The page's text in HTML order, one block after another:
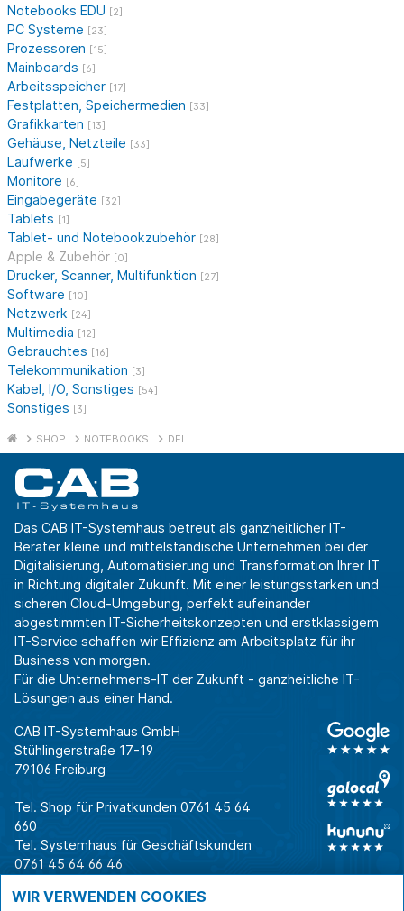
Notebooks EDU [2]
PC Systeme [23]
Prozessoren [15]
Mainboards [6]
Arbeitsspeicher [17]
Festplatten, Speichermedien [33]
Grafikkarten [13]
Gehäuse, Netzteile [33]
Laufwerke [5]
Monitore [6]
Eingabegeräte [32]
Tablets [1]
Tablet- und Notebookzubehör [28]
Apple & Zubehör [0]
Drucker, Scanner, Multifunktion [27]
Software [10]
Netzwerk [24]
Multimedia [12]
Gebrauchtes [16]
Telekommunikation [3]
Kabel, I/O, Sonstiges [54]
Sonstiges [3]
SHOP NOTEBOOKS DELL
Das CAB IT-Systemhaus betreut als ganzheitlicher IT-
Berater kleine und mittelständische Unternehmen bei der
Digitalisierung, Automatisierung und Transformation Ihrer IT
in Richtung digitaler Zukunft. Mit einer leistungsstarken und
sicheren Cloud-Umgebung, perfekt aufeinander
abgestimmten IT-Sicherheitskonzepten und erstklassigem
IT-Service schaffen wir Effizienz am Arbeitsplatz für ihr
Business von morgen.
Für die Unternehmens-IT der Zukunft - ganzheitliche IT-
Lösungen aus einer Hand.
CAB IT-Systemhaus GmbH
Stühlingerstraße 17-19
79106 Freiburg
Tel. Shop für Privatkunden 0761 45 64
660
Tel. Systemhaus für Geschäftskunden
0761 45 64 66 46
Warum CAB
IT für
WIR VERWENDEN COOKIES